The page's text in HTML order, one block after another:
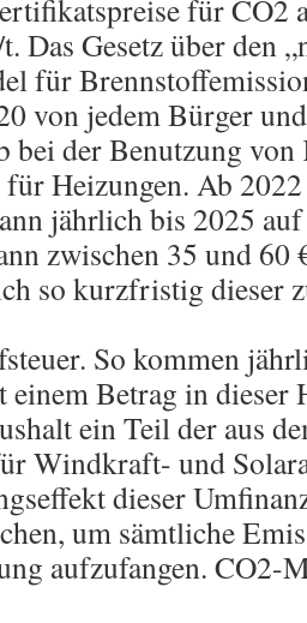
für CO2
Das Gesetz über den
für
von jedem Bürger
bei der Benutzung
Heizungen. Ab
jährlich bis 2025
zwischen 35 und 60
so kurzfristig dieser
So kommen
einem Betrag in dieser
ein Teil der aus
Windkraft- und
dieser
um sämtliche
aufzufangen. CO2-